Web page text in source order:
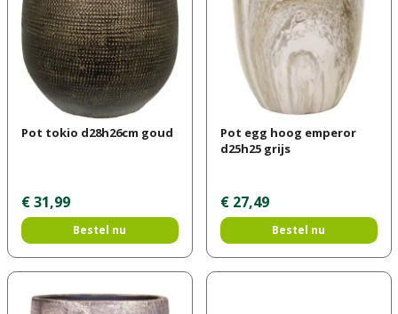
Pot tokio d28h26cm goud
€ 31,99
Bestel nu
Pot egg hoog emperor
d25h25 grijs
€ 27,49
Bestel nu